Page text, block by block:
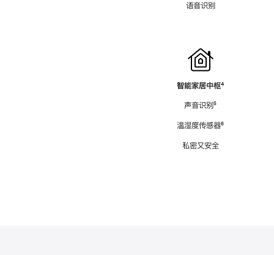
语音识别
智能家居中枢脚
⁴
声音识别脚
⁵
温湿度传感器脚
⁶
私密又安全